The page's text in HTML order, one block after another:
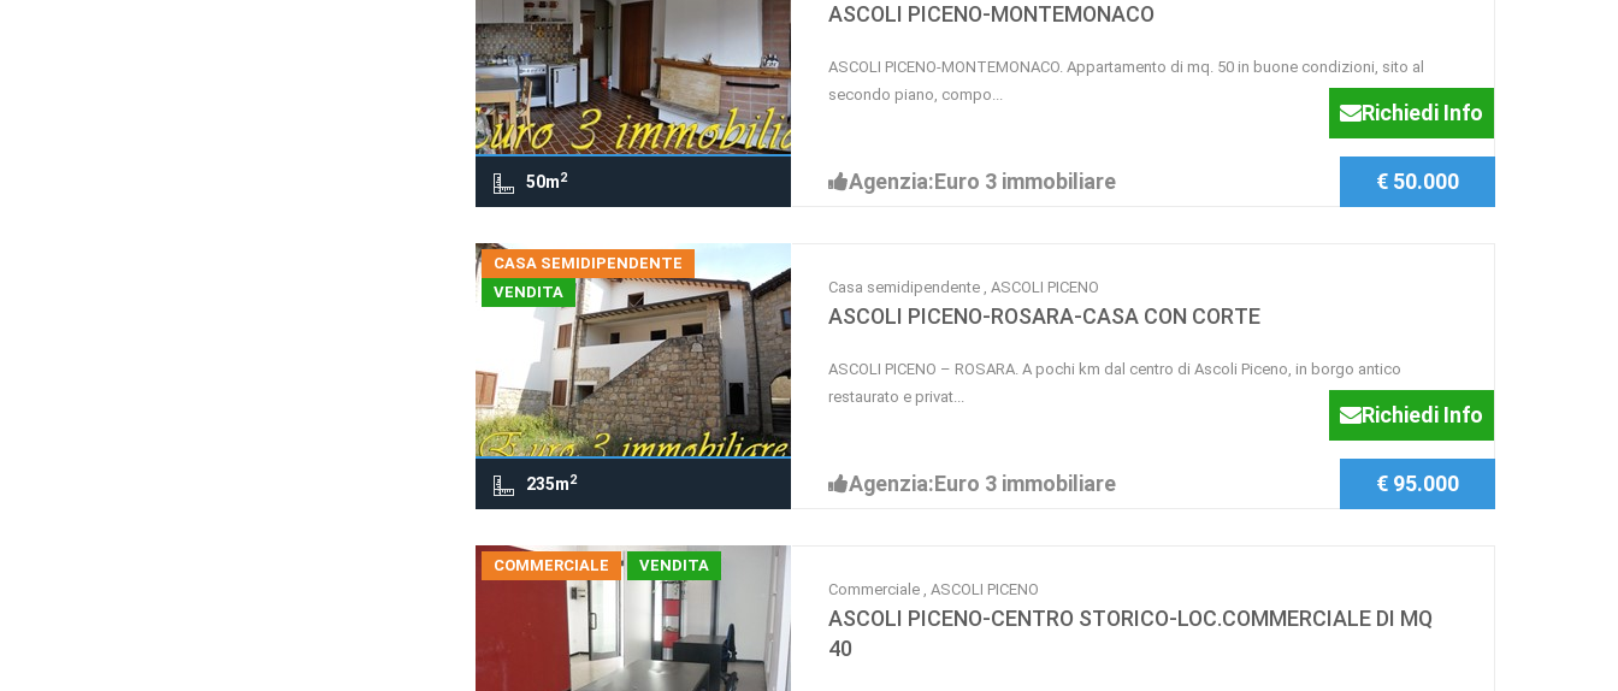
50m2
ASCOLI PICENO-MONTEMONACO
ASCOLI PICENO-MONTEMONACO. Appartamento di mq. 50 in buone condizioni, sito al
secondo piano, compo...
Richiedi Info
Agenzia:Euro 3 immobiliare € 50.000
CASA SEMIDIPENDENTE
VENDITA
235m2
Casa semidipendente , ASCOLI PICENO
ASCOLI PICENO-ROSARA-CASA CON CORTE
ASCOLI PICENO – ROSARA. A pochi km dal centro di Ascoli Piceno, in borgo antico
restaurato e privat...
Richiedi Info
Agenzia:Euro 3 immobiliare € 95.000
COMMERCIALE VENDITA
Commerciale , ASCOLI PICENO
ASCOLI PICENO-CENTRO STORICO-LOC.COMMERCIALE DI MQ
40